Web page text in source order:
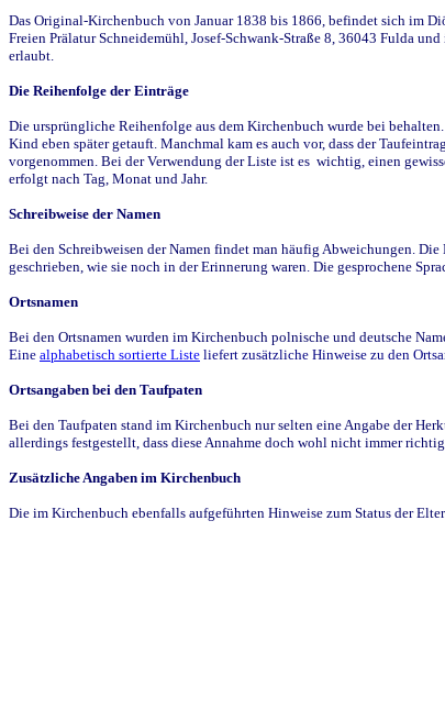
Das Original-Kirchenbuch von Januar 1838 bis 1866, befindet sich im
Freien Prälatur Schneidemühl, Josef-Schwank-Straße 8, 36043 Fulda
erlaubt.
Die Reihenfolge der Einträge
Die ursprüngliche Reihenfolge aus dem Kirchenbuch wurde bei
Kind eben später getauft. Manchmal kam es auch vor, dass der
vorgenommen. Bei der Verwendung der Liste ist es wichtig, einen
erfolgt nach Tag, Monat und Jahr.
Schreibweise der Namen
Bei den Schreibweisen der Namen findet man häufig Abweichungen.
geschrieben, wie sie noch in der Erinnerung waren. Die gesprochene
Ortsnamen
Bei den Ortsnamen wurden im Kirchenbuch polnische und deutsche
Eine alphabetisch sortierte Liste liefert zusätzliche Hinweise zu den
Ortsangaben bei den Taufpaten
Bei den Taufpaten stand im Kirchenbuch nur selten eine Angabe der
allerdings festgestellt, dass diese Annahme doch wohl nicht immer
Zusätzliche Angaben im Kirchenbuch
Die im Kirchenbuch ebenfalls aufgeführten Hinweise zum Status der